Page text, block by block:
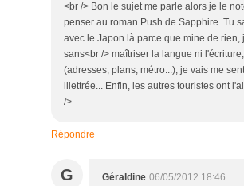
<br /> Bon le sujet me parle alors je le
penser au roman Push de Sapphire. Tu
avec le Japon là parce que mine de rien,
sans<br /> maîtriser la langue ni
(adresses, plans, métro...), je vais me
illettrée... Enfin, les autres touristes ont
/>
Répondre
G Géraldine 06/05/2012 18:46